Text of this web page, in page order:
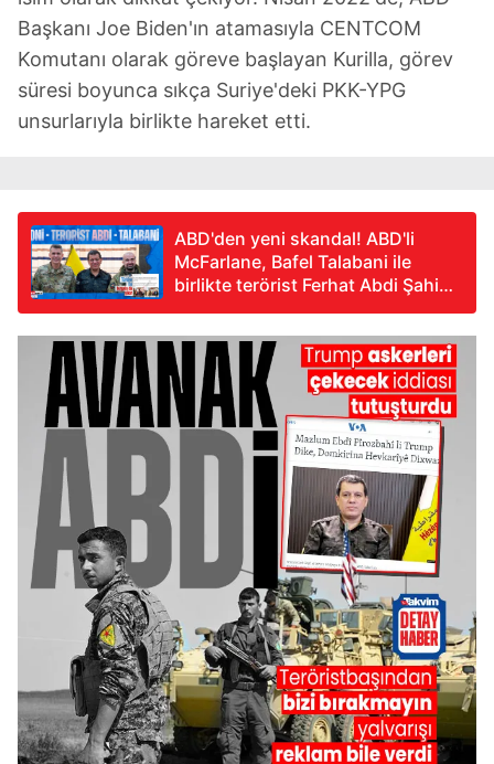
Başkanı Joe Biden'ın atamasıyla CENTCOM
Komutanı olarak göreve başlayan Kurilla, görev
süresi boyunca sıkça Suriye'deki PKK-YPG
unsurlarıyla birlikte hareket etti.
ABD'den yeni skandal! ABD'li
McFarlane, Bafel Talabani ile
birlikte terörist Ferhat Abdi Şahin
ve Salih Müslim'i ziyaret etti